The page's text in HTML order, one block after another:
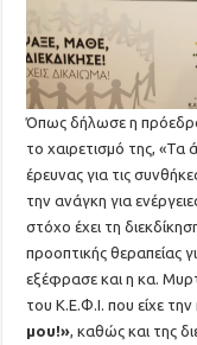
Όπως δήλωσε η
το χαιρετισμό της,
έρευνας για τις
την ανάγκη για
στόχο έχει τη
προοπτικής θεραπείας
εξέφρασε και η κα.
του Κ.Ε.Φ.Ι. που είχε
μου!», καθώς και της